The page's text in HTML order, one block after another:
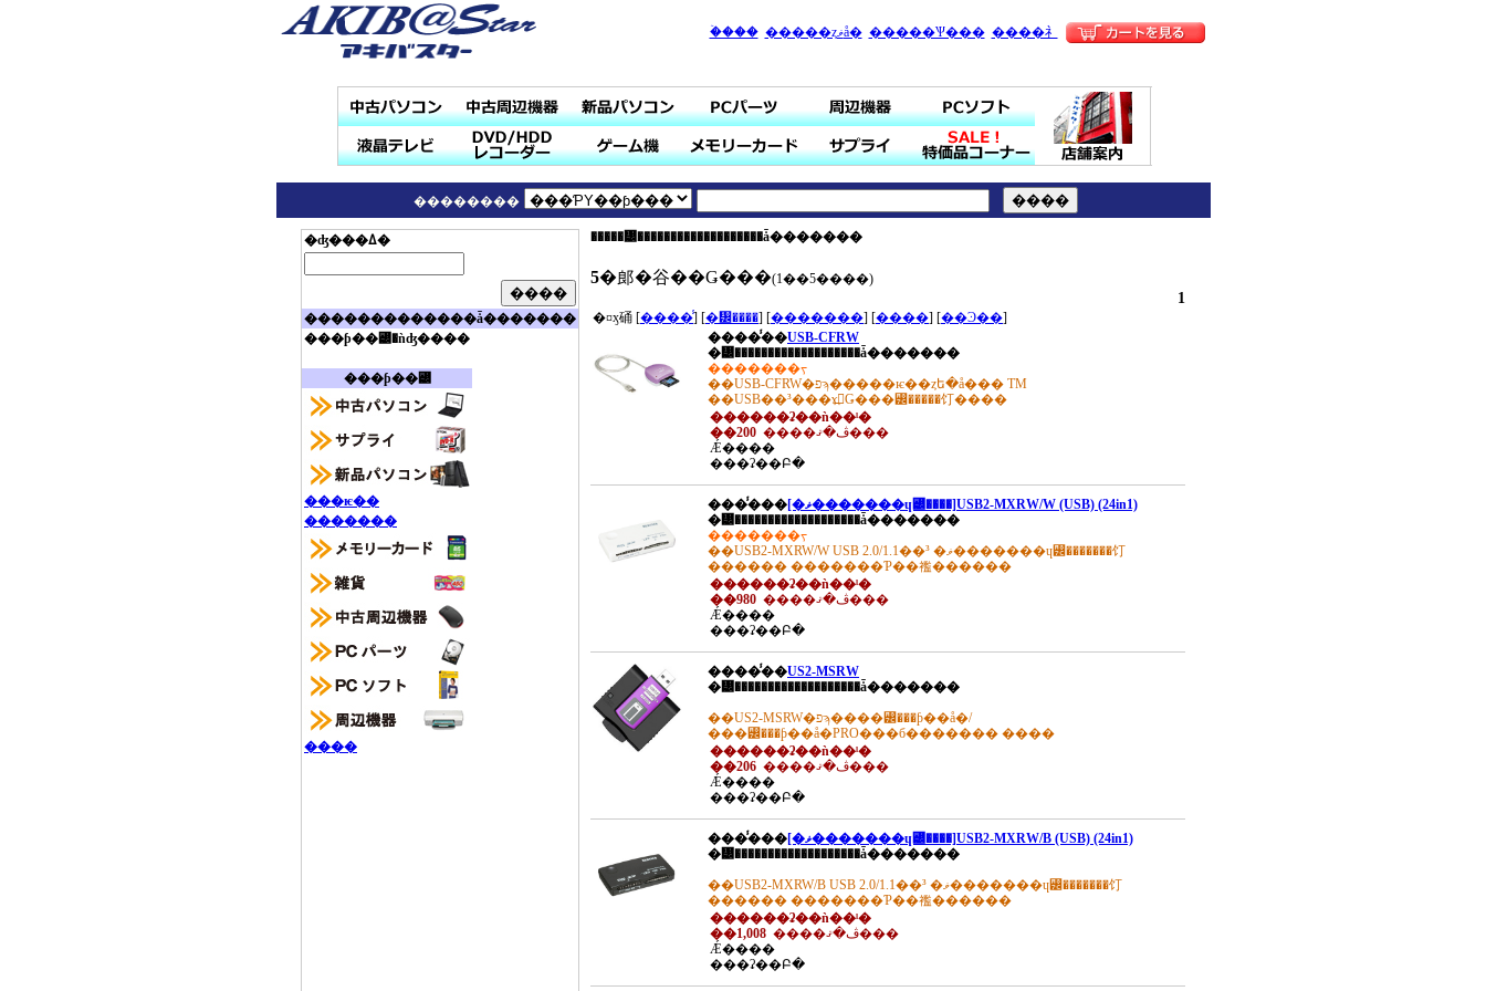
�ۡ��� �����ȥޥå� �����Ѱ��� ����礻
��������
�ʤ���ߡ�
�������������ǡ�������
���ƥ��꡼�ǹʤ����
���ƥ��꡼
���ѥ��
�������
����
�����᡼�������������������ǡ�������
5�郎�谷��Ǥ���(1��5����)
1
�¤ӽ硧 [����̾] [�᡼����] [�������] [����] [��Ͽ��]
����̾��USB-CFRW
�᡼�������������������ǡ�������
�������ᡪ
��USB-CFRW�פϡ�����ѥ��ȥե�å��� TM
��USB��³���ɤ߽񤭤Ǥ���꡼�����饤����
������ʡ��ǹ��ˡ�
��200
����ڤ�ޤ���
Ǽ����
���ʡ��Բ�
����̾��
[�ޥ�������ɥ꡼����]USB2-MXRW/W (USB) (24in1)
�᡼�������������������ǡ�������
�������ᡪ
��USB2-MXRW/W USB 2.0/1.1��³ �ޥ�������ɥ꡼�������饤
������ �������Ƥ��襤������
������ʡ��ǹ��ˡ�
��980
����ڤ�ޤ���
Ǽ����
���ʡ��Բ�
����̾��US2-MSRW
�᡼�������������������ǡ�������
��US2-MSRW�פϡ����꡼���ƥ��å�/
���꡼���ƥ��å�PRO���б������� ����
������ʡ��ǹ��ˡ�
��206
����ڤ�ޤ���
Ǽ����
���ʡ��Բ�
����̾��
[�ޥ�������ɥ꡼����]USB2-MXRW/B (USB) (24in1)
�᡼�������������������ǡ�������
��USB2-MXRW/B USB 2.0/1.1��³ �ޥ�������ɥ꡼�������饤
������ �������Ƥ��襤������
������ʡ��ǹ��ˡ�
��1,008
����ڤ�ޤ���
Ǽ����
���ʡ��Բ�